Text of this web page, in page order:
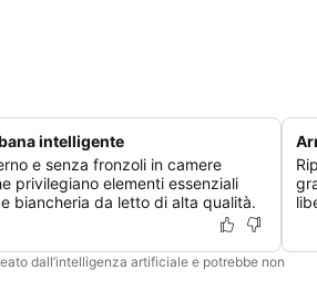
intelligente
e senza fronzoli in camere
privilegiano elementi essenziali
biancheria da letto di alta qualità.
dall’intelligenza artificiale e potrebbe non